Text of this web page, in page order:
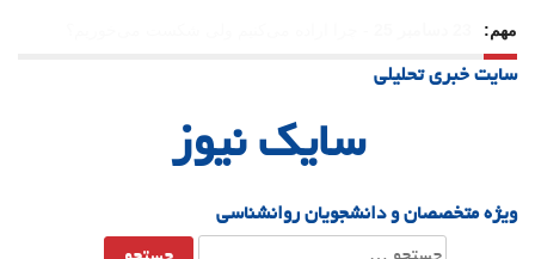
مهم:
سایت خبری تحلیلی
سایک نیوز
ویژه متخصصان و دانشجویان روانشناسی
جستجو